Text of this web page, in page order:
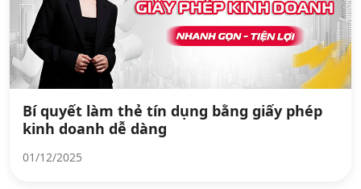
Bí quyết làm thẻ tín dụng bằng giấy phép
kinh doanh dễ dàng
01/12/2025